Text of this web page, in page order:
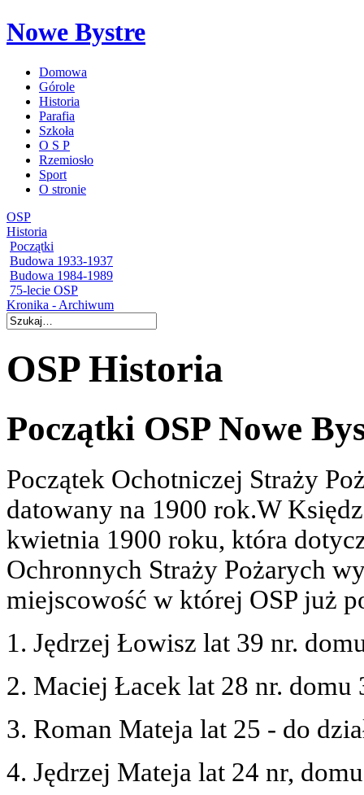
Nowe Bystre
Domowa
Górole
Historia
Parafia
Szkoła
O S P
Rzemiosło
Sport
O stronie
OSP
Historia
Początki
Budowa 1933-1937
Budowa 1984-1989
75-lecie OSP
Kronika - Archiwum
OSP Historia
Początki OSP Nowe
Początek Ochotniczej Straży
datowany na 1900 rok.W
kwietnia 1900 roku, która
Ochronnych Straży Pożarych
miejscowość w której OSP już
1. Jędrzej Łowisz lat 39 nr.
2. Maciej Łacek lat 28 nr. domu
3. Roman Mateja lat 25 - do
4. Jędrzej Mateja lat 24 nr,